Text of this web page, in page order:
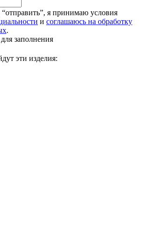
я принимаю условия
и соглашаюсь на обработку
.
заполнения
эти изделия: